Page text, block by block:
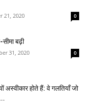
21, 2020 0
बढ़ी
31, 2020 0
अस्वीकार होते हैं: वे गलतियाँ जो